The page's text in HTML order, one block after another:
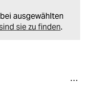
ausgewählten
sie zu finden.